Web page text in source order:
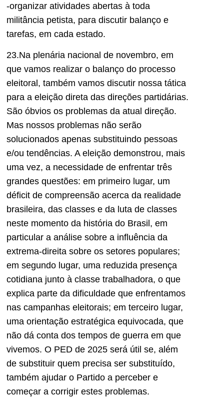
-organizar atividades abertas à toda
militância petista, para discutir balanço e
tarefas, em cada estado.
23.Na plenária nacional de novembro, em
que vamos realizar o balanço do processo
eleitoral, também vamos discutir nossa tática
para a eleição direta das direções partidárias.
São óbvios os problemas da atual direção.
Mas nossos problemas não serão
solucionados apenas substituindo pessoas
e/ou tendências. A eleição demonstrou, mais
uma vez, a necessidade de enfrentar três
grandes questões: em primeiro lugar, um
déficit de compreensão acerca da realidade
brasileira, das classes e da luta de classes
neste momento da história do Brasil, em
particular a análise sobre a influência da
extrema-direita sobre os setores populares;
em segundo lugar, uma reduzida presença
cotidiana junto à classe trabalhadora, o que
explica parte da dificuldade que enfrentamos
nas campanhas eleitorais; em terceiro lugar,
uma orientação estratégica equivocada, que
não dá conta dos tempos de guerra em que
vivemos. O PED de 2025 será útil se, além
de substituir quem precisa ser substituído,
também ajudar o Partido a perceber e
começar a corrigir estes problemas.